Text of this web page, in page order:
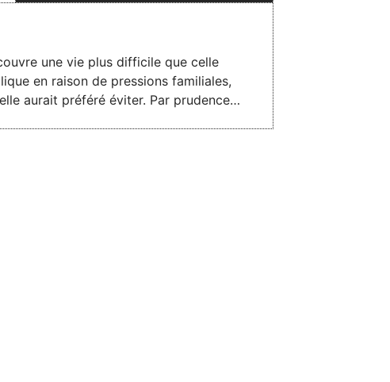
une vie plus difficile que celle
en raison de pressions familiales,
aurait préféré éviter. Par prudence,